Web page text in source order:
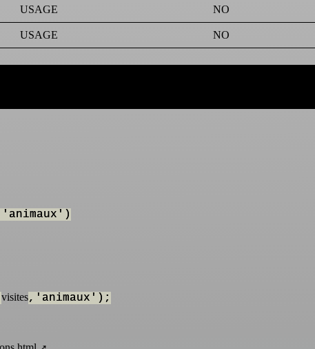
USAGE NO
USAGE NO
visites,'animaux');